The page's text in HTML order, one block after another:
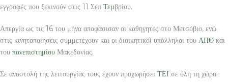
εγγραφές που ξεκινούν στις 11 Σεπ Τεμβρίου.
Απεργία ως τις 16 του μήνα αποφάσισαν οι καθηγητές στο Μετσόβιο, ενώ
στις κινητοποιήσεις συμμετέχουν και οι διοικητικοί υπάλληλοι του ΑΠΘ και
του πανεπιστημίου Μακεδονίας.
Σε αναστολή της λειτουργίας τους έχουν προχωρήσει ΤΕΙ σε όλη τη χώρα.